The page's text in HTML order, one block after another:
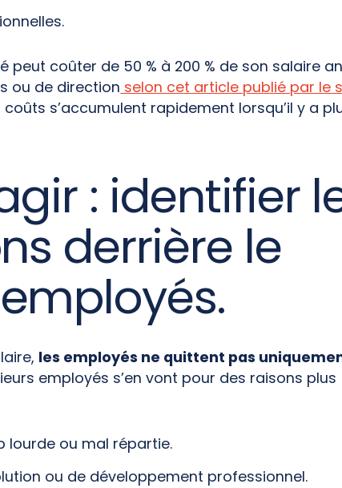
peut coûter de 50 % à 200 % de son salaire
ou de direction selon cet article publié par le
coûts s’accumulent rapidement lorsqu’il y a
: identifier
derrière le
les employés ne quittent pas
employés s’en vont pour des raisons plus
lourde ou mal répartie.
ou de développement professionnel.